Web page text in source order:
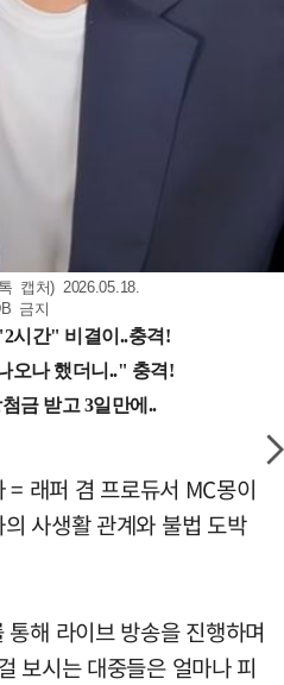
캡처) 2026.05.18.
금지
래퍼 겸 프로듀서 MC몽이
사생활 관계와 불법 도박
해 라이브 방송을 진행하며
보시는 대중들은 얼마나 피